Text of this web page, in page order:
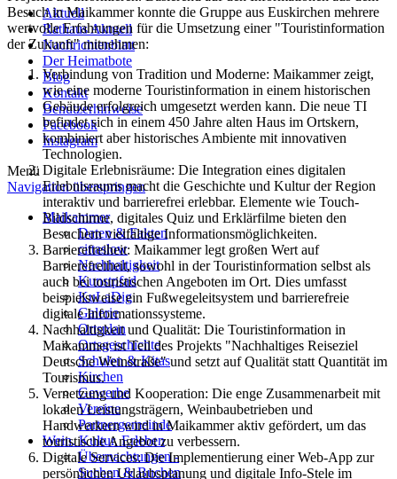
Aktuell
Rathaus Aktuell
Nachrichtenblatt
Der Heimatbote
Blog
Kontakt
Benutzerhinweise
Facebook
Instagram
Menü
Navigation überspringen
Maikammer
Daten & Fakten
cittaslow
Nachhaltigkeit
Kunstpfad
KuLaDig
Galerie
Ortsplan
Ortsgeschichte
Schulen & Kitas
Kirchen
Gewerbe
Vereine
Partnergemeinde
Wein. Kultur. Erleben
Übernachtungen -
Suchen & Buchen
Besuch in Maikammer konnte die Gruppe aus Euskirchen mehrere
wertvolle Erfahrungen für die Umsetzung einer "Touristinformation
der Zukunft" mitnehmen:
Verbindung von Tradition und Moderne: Maikammer zeigt,
wie eine moderne Touristinformation in einem historischen
Gebäude erfolgreich umgesetzt werden kann. Die neue TI
befindet sich in einem 450 Jahre alten Haus im Ortskern,
kombiniert aber historisches Ambiente mit innovativen
Technologien.
Digitale Erlebnisräume: Die Integration eines digitalen
Erlebnisraums macht die Geschichte und Kultur der Region
interaktiv und barrierefrei erlebbar. Elemente wie Touch-
Bildschirme, digitales Quiz und Erklärfilme bieten den
Besuchern vielfältige Informationsmöglichkeiten.
Barrierefreiheit: Maikammer legt großen Wert auf
Barrierefreiheit, sowohl in der Touristinformation selbst als
auch bei touristischen Angeboten im Ort. Dies umfasst
beispielsweise ein Fußwegeleitsystem und barrierefreie
digitale Informationssysteme.
Nachhaltigkeit und Qualität: Die Touristinformation in
Maikammer ist Teil des Projekts "Nachhaltiges Reiseziel
Deutsche Weinstraße" und setzt auf Qualität statt Quantität im
Tourismus.
Vernetzung und Kooperation: Die enge Zusammenarbeit mit
lokalen Leistungsträgern, Weinbaubetrieben und
Handwerkern wird in Maikammer aktiv gefördert, um das
touristische Angebot zu verbessern.
Digitale Services: Die Implementierung einer Web-App zur
persönlichen Urlaubsplanung und digitale Info-Stele im